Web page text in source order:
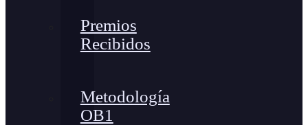
Premios
Recibidos
Metodología
OB1